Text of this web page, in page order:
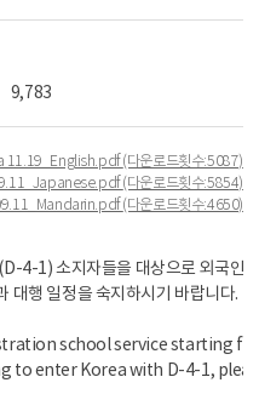
9,783
11.19_English.pdf(다운로드횟수:5087)
(다운로드횟수:5854)
(다운로드횟수:4650)
4-1) 소지자들을 대상으로 외국인
행 일정을 숙지하시기 바랍니다.
school service starting
to enter Korea with D-4-1,